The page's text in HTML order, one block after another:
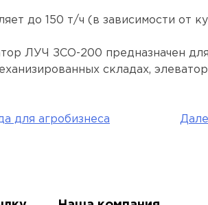
до 150 т/ч (в зависимости от
ЛУЧ ЗСО-200 предназначен
складах,
для агробизнеса